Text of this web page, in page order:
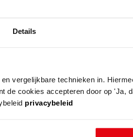
Details
vergelijkbare technieken in.
de cookies accepteren door op 'Ja,
privacybeleid